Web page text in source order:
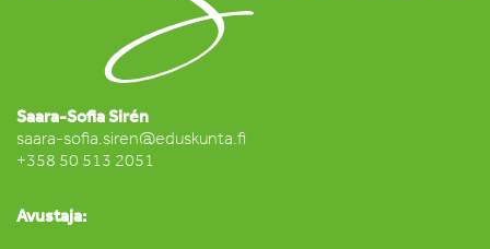
Saara-Sofia Sirén
saara-sofia.siren@eduskunta.fi
+358 50 513 2051
Avustaja: